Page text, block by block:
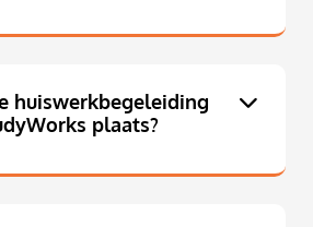
huiswerkbegeleiding
plaats?